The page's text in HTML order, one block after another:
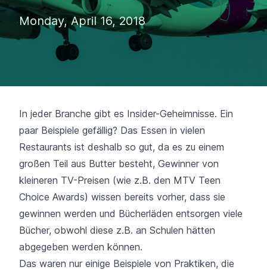
Monday, April 16, 2018
In jeder Branche gibt es Insider-Geheimnisse. Ein
paar Beispiele gefällig? Das Essen in vielen
Restaurants ist deshalb so gut, da es zu einem
großen Teil aus Butter besteht, Gewinner von
kleineren TV-Preisen (wie z.B. den MTV Teen
Choice Awards) wissen bereits vorher, dass sie
gewinnen werden und Bücherläden entsorgen viele
Bücher, obwohl diese z.B. an Schulen hätten
abgegeben werden können.
Das waren nur einige Beispiele von Praktiken, die